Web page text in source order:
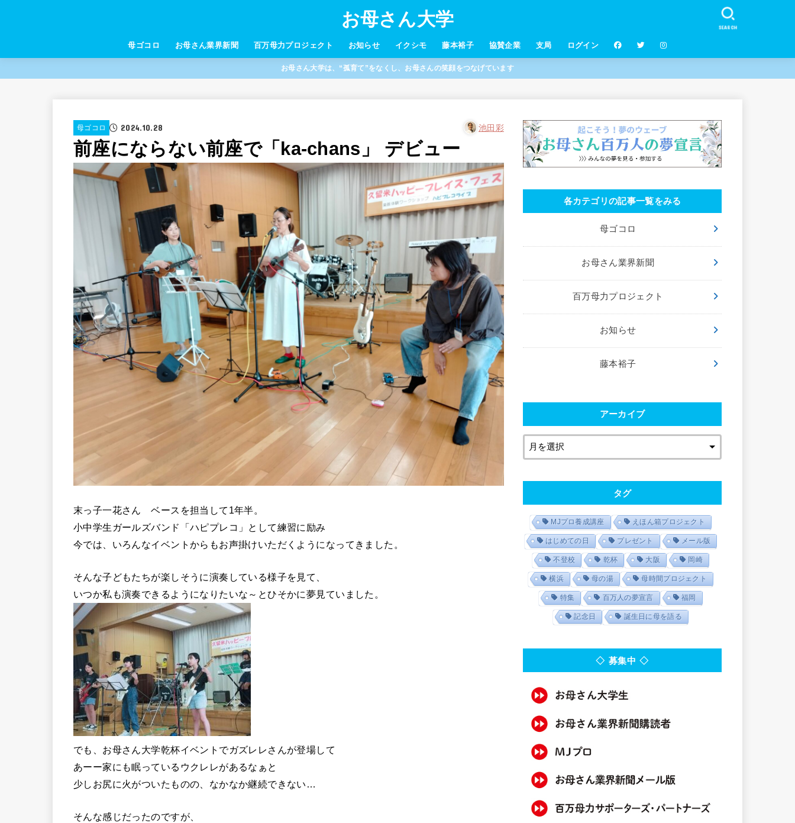
お母さん大学
母ゴコロ お母さん業界新聞 百万母力プロジェクト お知らせ イクシモ 藤本裕子 協賛企業 支局 ログイン
SEARCH
お母さん大学は、“孤育て”をなくし、お母さんの笑顔をつなげています
母ゴコロ 2024.10.28 池田彩
前座にならない前座で「ka-chans」 デビュー
末っ子一花さん ベースを担当して1年半。
小中学生ガールズバンド「ハピプレコ」として練習に励み
今では、いろんなイベントからもお声掛けいただくようになってきました。
そんな子どもたちが楽しそうに演奏している様子を見て、
いつか私も演奏できるようになりたいな～とひそかに夢見ていました。
でも、お母さん大学乾杯イベントでガズレレさんが登場して
あーー家にも眠っているウクレレがあるなぁと
少しお尻に火がついたものの、なかなか継続できない…
そんな感じだったのですが、
各カテゴリの記事一覧をみる
母ゴコロ
お母さん業界新聞
百万母力プロジェクト
お知らせ
藤本裕子
アーカイブ
タグ
MJプロ養成講座 えほん箱プロジェクト
はじめての日 プレゼント メール版
不登校 乾杯 大阪 岡崎
横浜 母の湯 母時間プロジェクト
特集 百万人の夢宣言 福岡
記念日 誕生日に母を語る
◇ 募集中 ◇